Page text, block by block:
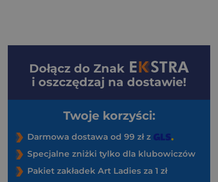
Dołącz do Znak
i oszczędzaj na dostawie!
Twoje korzyści:
Darmowa dostawa od 99 zł z
Specjalne zniżki tylko dla klubowiczów
Pakiet zakładek Art Ladies za 1 zł